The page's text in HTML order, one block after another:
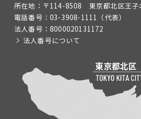
所在地： 〒114-8508 東京都北区王子
電話番号： 03-3908-1111
（代表）
法人番号： 8000020131172
法人番号について